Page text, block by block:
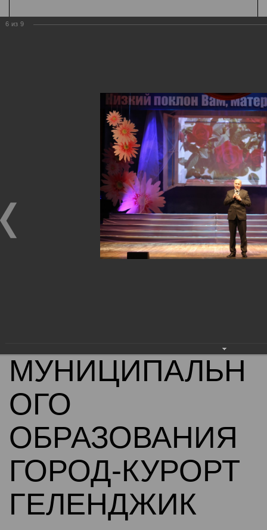
А
Ц Ц Ц
Дополнительно
МУНИЦИПАЛЬН
ОГО
ОБРАЗОВАНИЯ
ГОРОД-КУРОРТ
ГЕЛЕНДЖИК
6 из 9